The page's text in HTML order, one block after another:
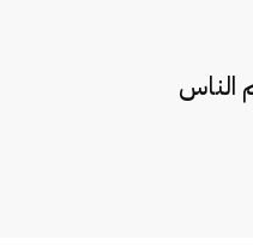
الناس